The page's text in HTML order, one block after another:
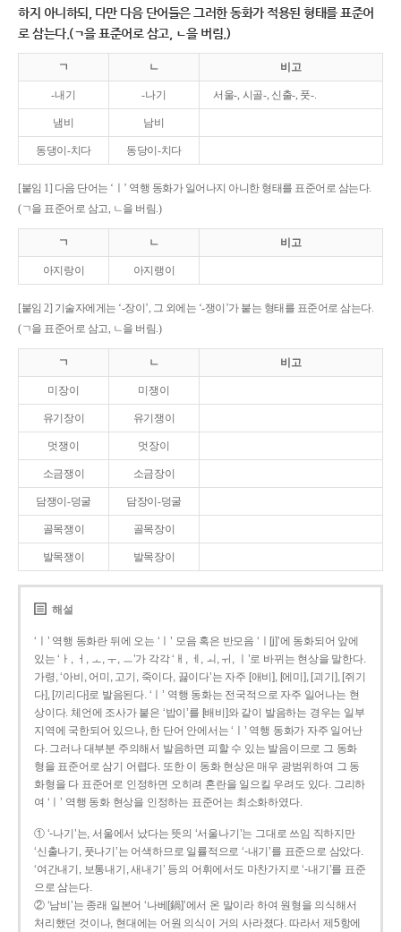
하지 아니하되, 다만 다음 단어들은 그러한 동화가 적용된 형태를 표준어
로 삼는다.(ㄱ을 표준어로 삼고, ㄴ을 버림.)
ㄱ ㄴ 비고
-내기 -나기 서울-, 시골-, 신출-, 풋-.
냄비 남비
동댕이-치다 동당이-치다
[붙임 1] 다음 단어는 ‘ㅣ’ 역행 동화가 일어나지 아니한 형태를 표준어로 삼는다.
(ㄱ을 표준어로 삼고, ㄴ을 버림.)
ㄱ ㄴ 비고
아지랑이 아지랭이
[붙임 2] 기술자에게는 ‘-장이’, 그 외에는 ‘-쟁이’가 붙는 형태를 표준어로 삼는다.
(ㄱ을 표준어로 삼고, ㄴ을 버림.)
ㄱ ㄴ 비고
미장이 미쟁이
유기장이 유기쟁이
멋쟁이 멋장이
소금쟁이 소금장이
담쟁이-덩굴 담장이-덩굴
골목쟁이 골목장이
발목쟁이 발목장이
해설
‘ㅣ’ 역행 동화란 뒤에 오는 ‘ㅣ’ 모음 혹은 반모음 ‘ㅣ[j]’에 동화되어 앞에
있는 ‘ㅏ, ㅓ, ㅗ, ㅜ, ㅡ’가 각각 ‘ㅐ, ㅔ, ㅚ, ㅟ, ㅣ’로 바뀌는 현상을 말한다.
가령, ‘아비, 어미, 고기, 죽이다, 끓이다’는 자주 [애비], [에미], [괴기], [쥐기
다], [끼리다]로 발음된다. ‘ㅣ’ 역행 동화는 전국적으로 자주 일어나는 현
상이다. 체언에 조사가 붙은 ‘밥이’를 [배비]와 같이 발음하는 경우는 일부
지역에 국한되어 있으나, 한 단어 안에서는 ‘ㅣ’ 역행 동화가 자주 일어난
다. 그러나 대부분 주의해서 발음하면 피할 수 있는 발음이므로 그 동화
형을 표준어로 삼기 어렵다. 또한 이 동화 현상은 매우 광범위하여 그 동
화형을 다 표준어로 인정하면 오히려 혼란을 일으킬 우려도 있다. 그리하
여 ‘ㅣ’ 역행 동화 현상을 인정하는 표준어는 최소화하였다.
① ‘-나기’는, 서울에서 났다는 뜻의 ‘서울나기’는 그대로 쓰임 직하지만
‘신출나기, 풋나기’는 어색하므로 일률적으로 ‘-내기’를 표준으로 삼았다.
‘여간내기, 보통내기, 새내기’ 등의 어휘에서도 마찬가지로 ‘-내기’를 표준
으로 삼는다.
② ‘남비’는 종래 일본어 ‘나베[鍋]’에서 온 말이라 하여 원형을 의식해서
처리했던 것이나, 현대에는 어원 의식이 거의 사라졌다. 따라서 제5항에